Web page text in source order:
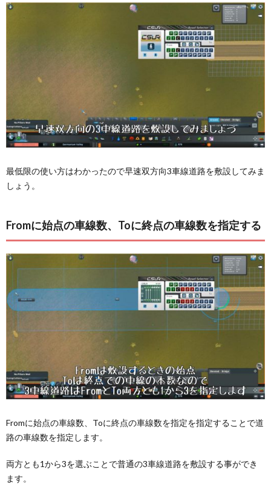
最低限の使い方はわかったので早速双方向3車線道路を敷設してみま
しょう。
Fromに始点の車線数、Toに終点の車線数を指定する
Fromに始点の車線数、Toに終点の車線数を指定を指定することで道
路の車線数を指定します。
両方とも1から3を選ぶことで普通の3車線道路を敷設する事ができ
ます。